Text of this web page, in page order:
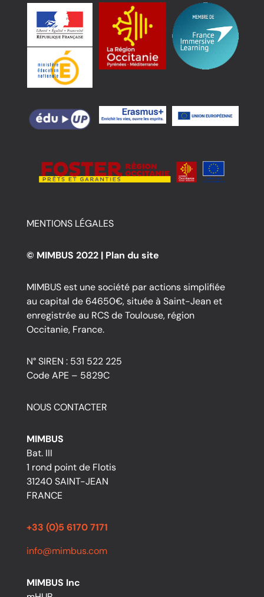
MENTIONS LÉGALES
© MIMBUS 2022 | Plan du site
MIMBUS est une société par actions simplifiée
au capital de 64650€, située à Saint-Jean et
enregistrée au RCS de Toulouse, région
Occitanie, France.
N° SIREN : 531 522 225
Code APE – 5829C
NOUS CONTACTER
MIMBUS
Bat. III
1 rond point de Flotis
31240 SAINT-JEAN
FRANCE
+33 (0)5 6170 7171
info@mimbus.com
MIMBUS Inc